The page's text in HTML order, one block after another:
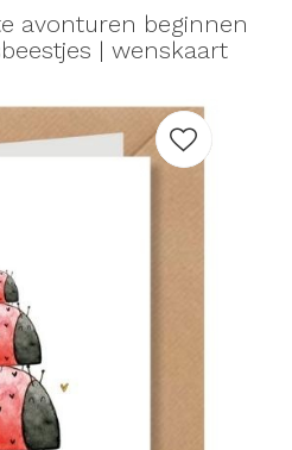
avonturen beginnen
| wenskaart